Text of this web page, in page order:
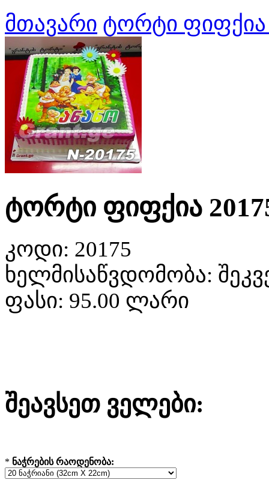
მთავარი ტორტი ფიფქია
ტორტი ფიფქია
კოდი: 20175
ხელმისაწვდომობა:
ფასი: 95.00 ლარი
შეავსეთ ველები:
* ნაჭრების რაოდენობა: